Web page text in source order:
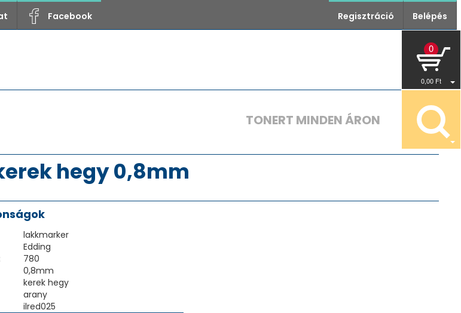
Facebook Regisztráció Belépés
0
0,00 Ft
TONERT MINDEN ÁRON
hegy 0,8mm
lakkmarker
Edding
780
0,8mm
kerek hegy
arany
ilred025